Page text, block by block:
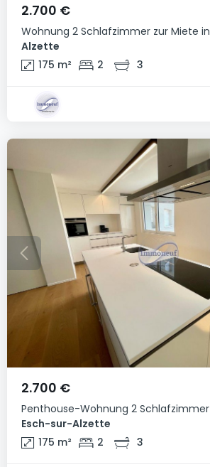
Wohnung 2 Schlafzimmer zur Miete in
Alzette
2.700 €
175 m² 2 3
Penthouse-Wohnung 2 Schlafzimmer
Esch-sur-Alzette
2.700 €
175 m² 2 3